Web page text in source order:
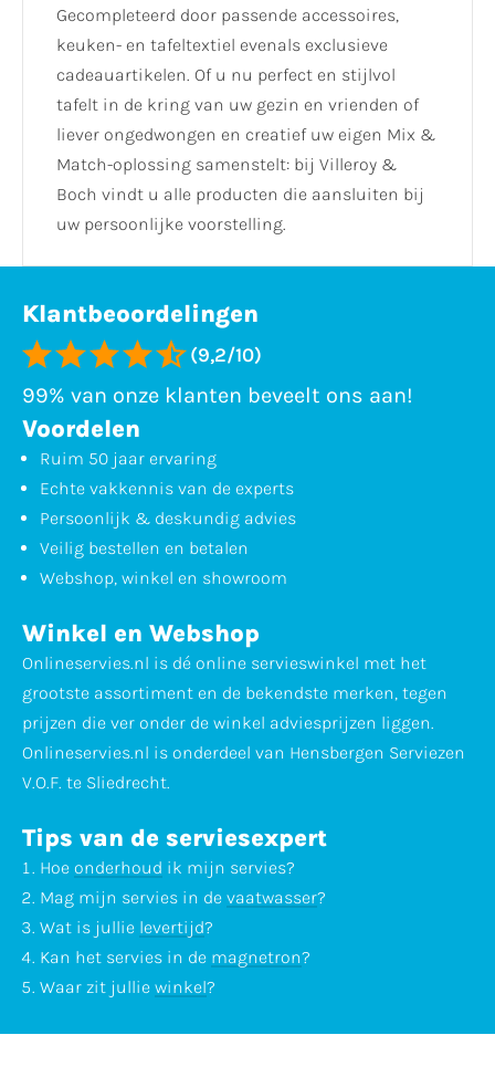
Gecompleteerd door passende accessoires,
keuken- en tafeltextiel evenals exclusieve
cadeauartikelen. Of u nu perfect en stijlvol
tafelt in de kring van uw gezin en vrienden of
liever ongedwongen en creatief uw eigen Mix &
Match-oplossing samenstelt: bij Villeroy &
Boch vindt u alle producten die aansluiten bij
uw persoonlijke voorstelling.
Klantbeoordelingen
(9,2/10)
99% van onze klanten beveelt ons aan!
Voordelen
Ruim 50 jaar ervaring
Echte vakkennis van de experts
Persoonlijk & deskundig advies
Veilig bestellen en betalen
Webshop, winkel en showroom
Winkel en Webshop
Onlineservies.nl is dé online servieswinkel met het
grootste assortiment en de bekendste merken, tegen
prijzen die ver onder de winkel adviesprijzen liggen.
Onlineservies.nl is onderdeel van Hensbergen Serviezen
V.O.F. te Sliedrecht.
Tips van de serviesexpert
Hoe onderhoud ik mijn servies?
Mag mijn servies in de vaatwasser?
Wat is jullie levertijd?
Kan het servies in de magnetron?
Waar zit jullie winkel?